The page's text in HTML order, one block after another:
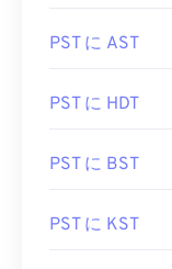
PST に AST
PST に HDT
PST に BST
PST に KST